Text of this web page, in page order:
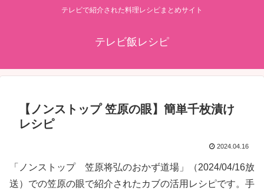
テレビで紹介された料理レシピまとめサイト
テレビ飯レシピ
【ノンストップ 笠原の眼】簡単千枚漬け
レシピ
2024.04.16
「ノンストップ 笠原将弘のおかず道場」（2024/04/16放
送）での笠原の眼で紹介されたカブの活用レシピです。手